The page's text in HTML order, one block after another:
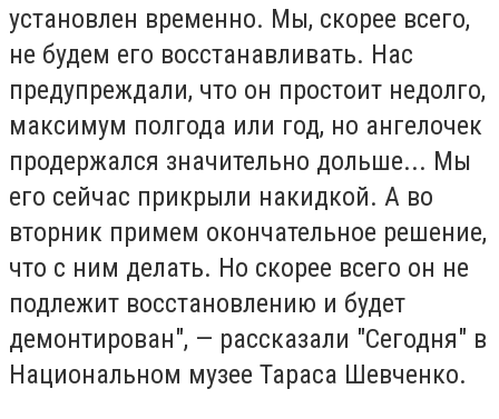
установлен временно. Мы, скорее всего,
не будем его восстанавливать. Нас
предупреждали, что он простоит недолго,
максимум полгода или год, но ангелочек
продержался значительно дольше... Мы
его сейчас прикрыли накидкой. А во
вторник примем окончательное решение,
что с ним делать. Но скорее всего он не
подлежит восстановлению и будет
демонтирован", — рассказали "Сегодня" в
Национальном музее Тараса Шевченко.